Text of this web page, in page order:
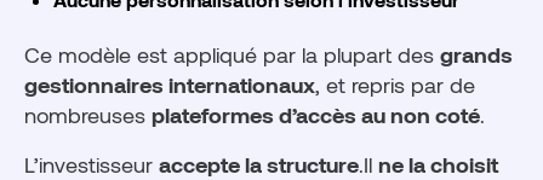
Ce modèle est appliqué par la plupart des grands
gestionnaires internationaux, et repris par de
nombreuses plateformes d’accès au non coté.
L’investisseur accepte la structure.Il ne la choisit